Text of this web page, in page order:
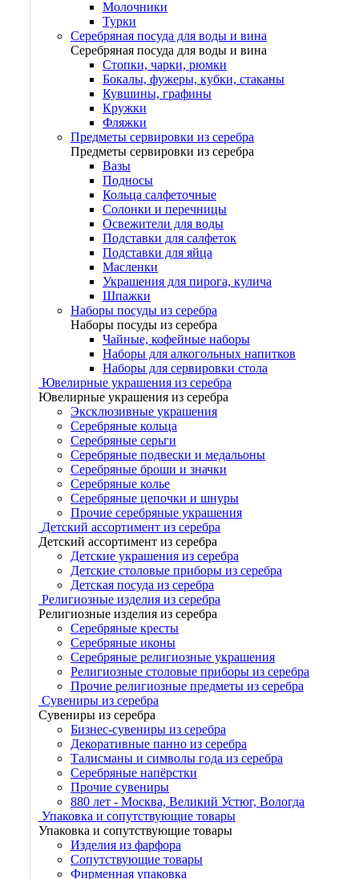
Молочники
Турки
Серебряная посуда для воды и вина
Серебряная посуда для воды и вина
Стопки, чарки, рюмки
Бокалы, фужеры, кубки, стаканы
Кувшины, графины
Кружки
Фляжки
Предметы сервировки из серебра
Предметы сервировки из серебра
Вазы
Подносы
Кольца салфеточные
Солонки и перечницы
Освежители для воды
Подставки для салфеток
Подставки для яйца
Масленки
Украшения для пирога, кулича
Шпажки
Наборы посуды из серебра
Наборы посуды из серебра
Чайные, кофейные наборы
Наборы для алкогольных напитков
Наборы для сервировки стола
Ювелирные украшения из серебра
Ювелирные украшения из серебра
Эксклюзивные украшения
Серебряные кольца
Серебряные серьги
Серебряные подвески и медальоны
Серебряные броши и значки
Серебряные колье
Серебряные цепочки и шнуры
Прочие серебряные украшения
Детский ассортимент из серебра
Детский ассортимент из серебра
Детские украшения из серебра
Детские столовые приборы из серебра
Детская посуда из серебра
Религиозные изделия из серебра
Религиозные изделия из серебра
Серебряные кресты
Серебряные иконы
Серебряные религиозные украшения
Религиозные столовые приборы из серебра
Прочие религиозные предметы из серебра
Сувениры из серебра
Сувениры из серебра
Бизнес-сувениры из серебра
Декоративные панно из серебра
Талисманы и символы года из серебра
Серебряные напёрстки
Прочие сувениры
880 лет - Москва, Великий Устюг, Вологда
Упаковка и сопутствующие товары
Упаковка и сопутствующие товары
Изделия из фарфора
Сопутствующие товары
Фирменная упаковка